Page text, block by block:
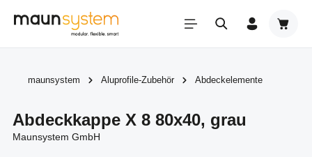
Zum Hauptinhalt springen
maunsystem Aluprofile-Zubehör Abdeckelemente
Abdeckkappe X 8 80x40, grau
Maunsystem GmbH